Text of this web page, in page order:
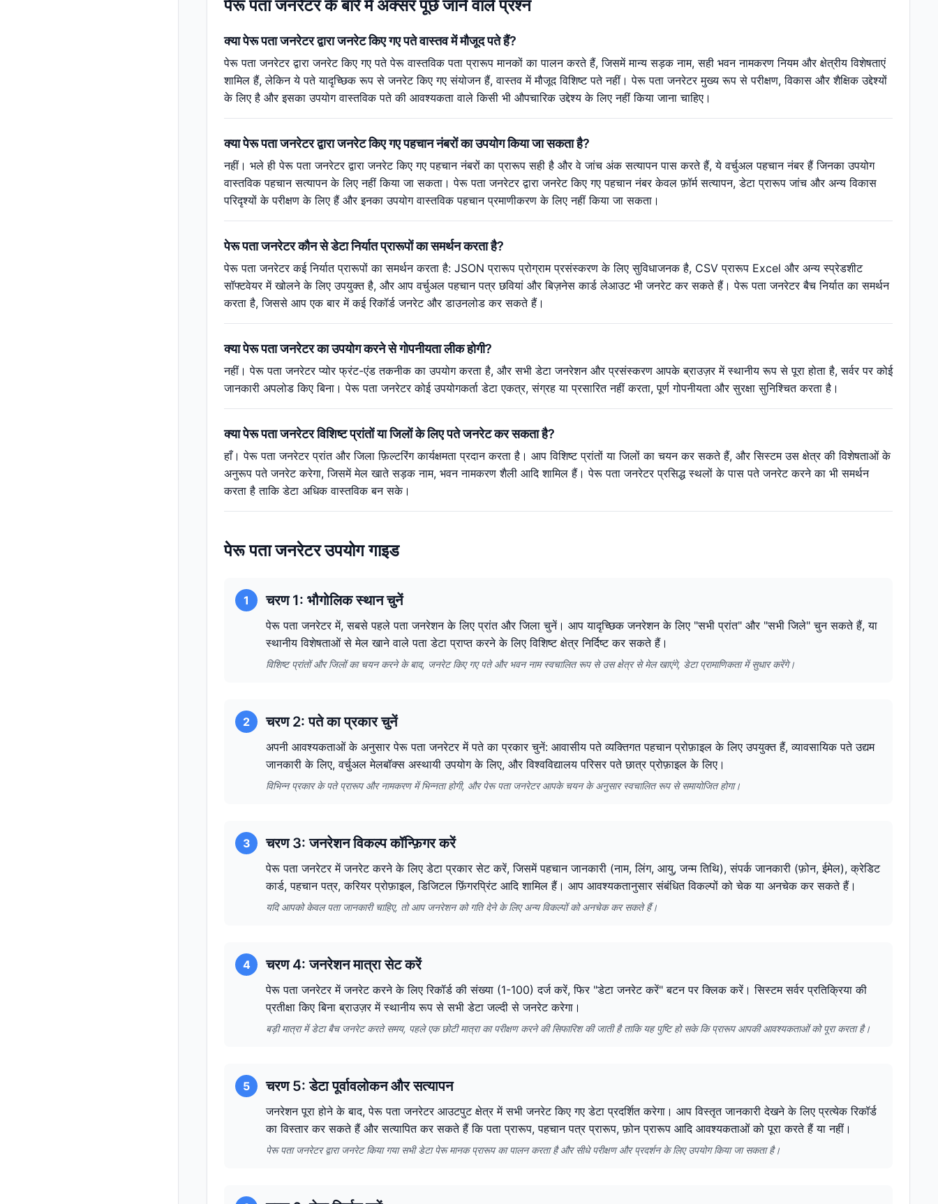
पेरू पता जनरेटर के बारे में अक्सर पूछे जाने वाले प्रश्न
क्या पेरू पता जनरेटर द्वारा जनरेट किए गए पते वास्तव में मौजूद पते हैं?
पेरू पता जनरेटर द्वारा जनरेट किए गए पते पेरू वास्तविक पता प्रारूप मानकों का पालन करते हैं, जिसमें मान्य सड़क नाम, सही भवन नामकरण नियम और क्षेत्रीय विशेषताएं
शामिल हैं, लेकिन ये पते यादृच्छिक रूप से जनरेट किए गए संयोजन हैं, वास्तव में मौजूद विशिष्ट पते नहीं। पेरू पता जनरेटर मुख्य रूप से परीक्षण, विकास और शैक्षिक उद्देश्यों
के लिए है और इसका उपयोग वास्तविक पते की आवश्यकता वाले किसी भी औपचारिक उद्देश्य के लिए नहीं किया जाना चाहिए।
क्या पेरू पता जनरेटर द्वारा जनरेट किए गए पहचान नंबरों का उपयोग किया जा सकता है?
नहीं। भले ही पेरू पता जनरेटर द्वारा जनरेट किए गए पहचान नंबरों का प्रारूप सही है और वे जांच अंक सत्यापन पास करते हैं, ये वर्चुअल पहचान नंबर हैं जिनका उपयोग
वास्तविक पहचान सत्यापन के लिए नहीं किया जा सकता। पेरू पता जनरेटर द्वारा जनरेट किए गए पहचान नंबर केवल फ़ॉर्म सत्यापन, डेटा प्रारूप जांच और अन्य विकास
परिदृश्यों के परीक्षण के लिए हैं और इनका उपयोग वास्तविक पहचान प्रमाणीकरण के लिए नहीं किया जा सकता।
पेरू पता जनरेटर कौन से डेटा निर्यात प्रारूपों का समर्थन करता है?
पेरू पता जनरेटर कई निर्यात प्रारूपों का समर्थन करता है: JSON प्रारूप प्रोग्राम प्रसंस्करण के लिए सुविधाजनक है, CSV प्रारूप Excel और अन्य स्प्रेडशीट
सॉफ्टवेयर में खोलने के लिए उपयुक्त है, और आप वर्चुअल पहचान पत्र छवियां और बिज़नेस कार्ड लेआउट भी जनरेट कर सकते हैं। पेरू पता जनरेटर बैच निर्यात का समर्थन
करता है, जिससे आप एक बार में कई रिकॉर्ड जनरेट और डाउनलोड कर सकते हैं।
क्या पेरू पता जनरेटर का उपयोग करने से गोपनीयता लीक होगी?
नहीं। पेरू पता जनरेटर प्योर फ्रंट-एंड तकनीक का उपयोग करता है, और सभी डेटा जनरेशन और प्रसंस्करण आपके ब्राउज़र में स्थानीय रूप से पूरा होता है, सर्वर पर कोई
जानकारी अपलोड किए बिना। पेरू पता जनरेटर कोई उपयोगकर्ता डेटा एकत्र, संग्रह या प्रसारित नहीं करता, पूर्ण गोपनीयता और सुरक्षा सुनिश्चित करता है।
क्या पेरू पता जनरेटर विशिष्ट प्रांतों या जिलों के लिए पते जनरेट कर सकता है?
हाँ। पेरू पता जनरेटर प्रांत और जिला फ़िल्टरिंग कार्यक्षमता प्रदान करता है। आप विशिष्ट प्रांतों या जिलों का चयन कर सकते हैं, और सिस्टम उस क्षेत्र की विशेषताओं के
अनुरूप पते जनरेट करेगा, जिसमें मेल खाते सड़क नाम, भवन नामकरण शैली आदि शामिल हैं। पेरू पता जनरेटर प्रसिद्ध स्थलों के पास पते जनरेट करने का भी समर्थन
करता है ताकि डेटा अधिक वास्तविक बन सके।
पेरू पता जनरेटर उपयोग गाइड
1 चरण 1: भौगोलिक स्थान चुनें
पेरू पता जनरेटर में, सबसे पहले पता जनरेशन के लिए प्रांत और जिला चुनें। आप यादृच्छिक जनरेशन के लिए "सभी प्रांत" और "सभी जिले" चुन सकते हैं, या
स्थानीय विशेषताओं से मेल खाने वाले पता डेटा प्राप्त करने के लिए विशिष्ट क्षेत्र निर्दिष्ट कर सकते हैं।
विशिष्ट प्रांतों और जिलों का चयन करने के बाद, जनरेट किए गए पते और भवन नाम स्वचालित रूप से उस क्षेत्र से मेल खाएंगे, डेटा प्रामाणिकता में सुधार करेंगे।
2 चरण 2: पते का प्रकार चुनें
अपनी आवश्यकताओं के अनुसार पेरू पता जनरेटर में पते का प्रकार चुनें: आवासीय पते व्यक्तिगत पहचान प्रोफ़ाइल के लिए उपयुक्त हैं, व्यावसायिक पते उद्यम
जानकारी के लिए, वर्चुअल मेलबॉक्स अस्थायी उपयोग के लिए, और विश्वविद्यालय परिसर पते छात्र प्रोफ़ाइल के लिए।
विभिन्न प्रकार के पते प्रारूप और नामकरण में भिन्नता होगी, और पेरू पता जनरेटर आपके चयन के अनुसार स्वचालित रूप से समायोजित होगा।
3 चरण 3: जनरेशन विकल्प कॉन्फ़िगर करें
पेरू पता जनरेटर में जनरेट करने के लिए डेटा प्रकार सेट करें, जिसमें पहचान जानकारी (नाम, लिंग, आयु, जन्म तिथि), संपर्क जानकारी (फ़ोन, ईमेल), क्रेडिट
कार्ड, पहचान पत्र, करियर प्रोफ़ाइल, डिजिटल फ़िंगरप्रिंट आदि शामिल हैं। आप आवश्यकतानुसार संबंधित विकल्पों को चेक या अनचेक कर सकते हैं।
यदि आपको केवल पता जानकारी चाहिए, तो आप जनरेशन को गति देने के लिए अन्य विकल्पों को अनचेक कर सकते हैं।
4 चरण 4: जनरेशन मात्रा सेट करें
पेरू पता जनरेटर में जनरेट करने के लिए रिकॉर्ड की संख्या (1-100) दर्ज करें, फिर "डेटा जनरेट करें" बटन पर क्लिक करें। सिस्टम सर्वर प्रतिक्रिया की
प्रतीक्षा किए बिना ब्राउज़र में स्थानीय रूप से सभी डेटा जल्दी से जनरेट करेगा।
बड़ी मात्रा में डेटा बैच जनरेट करते समय, पहले एक छोटी मात्रा का परीक्षण करने की सिफारिश की जाती है ताकि यह पुष्टि हो सके कि प्रारूप आपकी आवश्यकताओं को पूरा करता है।
5 चरण 5: डेटा पूर्वावलोकन और सत्यापन
जनरेशन पूरा होने के बाद, पेरू पता जनरेटर आउटपुट क्षेत्र में सभी जनरेट किए गए डेटा प्रदर्शित करेगा। आप विस्तृत जानकारी देखने के लिए प्रत्येक रिकॉर्ड
का विस्तार कर सकते हैं और सत्यापित कर सकते हैं कि पता प्रारूप, पहचान पत्र प्रारूप, फ़ोन प्रारूप आदि आवश्यकताओं को पूरा करते हैं या नहीं।
पेरू पता जनरेटर द्वारा जनरेट किया गया सभी डेटा पेरू मानक प्रारूप का पालन करता है और सीधे परीक्षण और प्रदर्शन के लिए उपयोग किया जा सकता है।